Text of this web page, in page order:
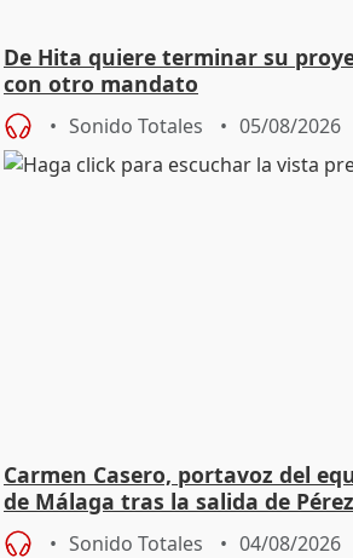
De Hita quiere terminar su
con otro mandato
Sonido Totales 05/08/2026
Carmen Casero, portavoz del
de Málaga tras la salida de
Sonido Totales 04/08/2026